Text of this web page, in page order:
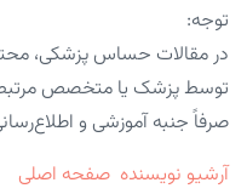
توجه:
در مقالات حساس پزشکی،
توسط پزشک یا متخصص مرتبط
صرفاً جنبه آموزشی و
آرشیو نویسنده صفحه اصلی